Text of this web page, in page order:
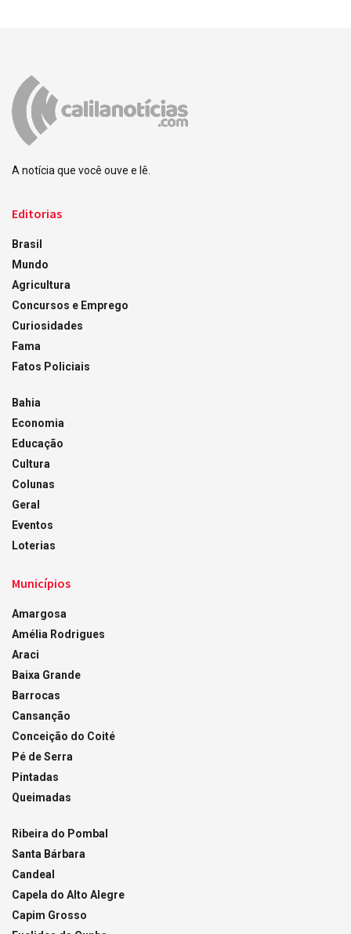
A notícia que você ouve e lê.
Editorias
Brasil
Mundo
Agricultura
Concursos e Emprego
Curiosidades
Fama
Fatos Policiais
Bahia
Economia
Educação
Cultura
Colunas
Geral
Eventos
Loterias
Municípios
Amargosa
Amélia Rodrigues
Araci
Baixa Grande
Barrocas
Cansanção
Conceição do Coité
Pé de Serra
Pintadas
Queimadas
Ribeira do Pombal
Santa Bárbara
Candeal
Capela do Alto Alegre
Capim Grosso